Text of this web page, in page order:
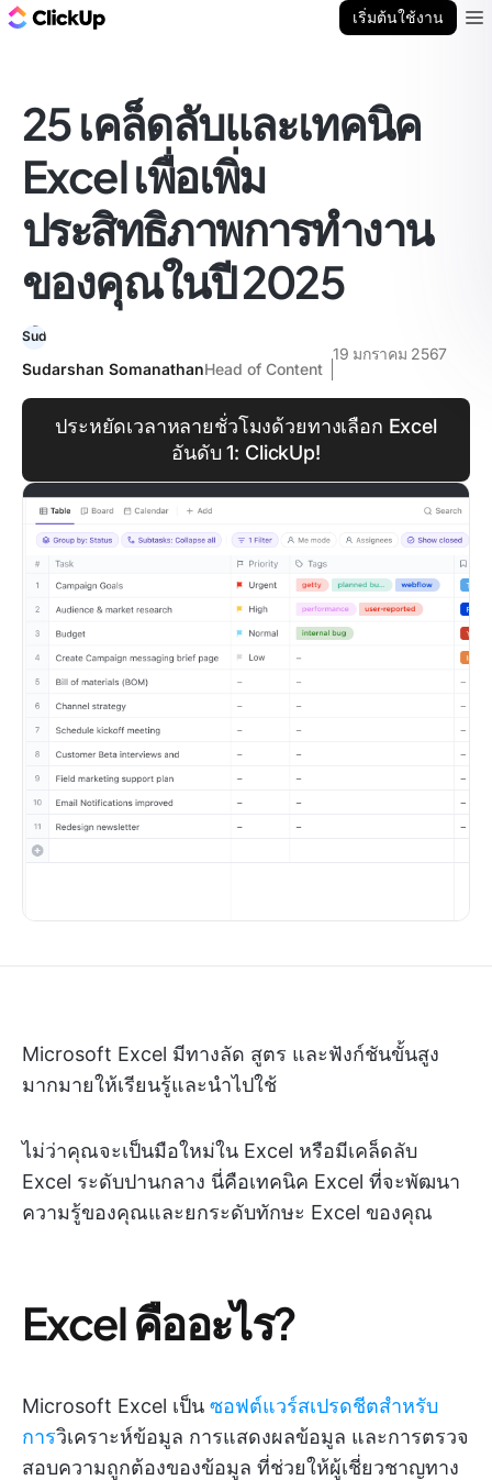
เริ่มต้นใช้งาน
25 เคล็ดลับและเทคนิค
Excel เพื่อเพิ่ม
ประสิทธิภาพการทำงาน
ของคุณในปี 2025
Sudarshan SomanathanHead of Content
19 มกราคม 2567
ประหยัดเวลาหลายชั่วโมงด้วยทางเลือก Excel
อันดับ 1: ClickUp!
Microsoft Excel มีทางลัด สูตร และฟังก์ชันขั้นสูง
มากมายให้เรียนรู้และนำไปใช้
ไม่ว่าคุณจะเป็นมือใหม่ใน Excel หรือมีเคล็ดลับ
Excel ระดับปานกลาง นี่คือเทคนิค Excel ที่จะพัฒนา
ความรู้ของคุณและยกระดับทักษะ Excel ของคุณ
Excel คืออะไร?
Microsoft Excel เป็น ซอฟต์แวร์สเปรดชีตสำหรับ
การวิเคราะห์ข้อมูล การแสดงผลข้อมูล และการตรวจ
สอบความถูกต้องของข้อมูล ที่ช่วยให้ผู้เชี่ยวชาญทาง